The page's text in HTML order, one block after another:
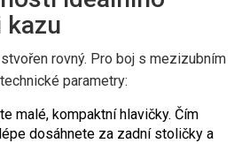
kazu
rovný. Pro boj s mezizubním
parametry:
malé, kompaktní hlavičky. Čím
dosáhnete za zadní stoličky a